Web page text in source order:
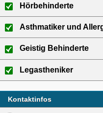
Hörbehinderte
Asthmatiker und
Geistig Behinderte
Legastheniker
Kontaktinfos